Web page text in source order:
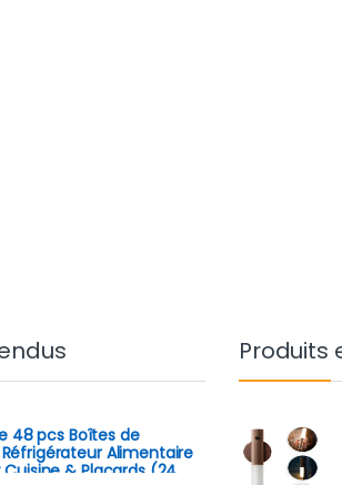
48 pcs Boîtes de
Alimentaire
& Placards (24
Produits